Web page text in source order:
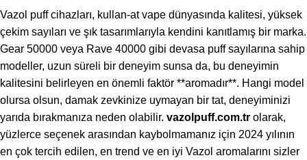
Vazol puff cihazları, kullan-at vape dünyasında kalitesi, yüksek
çekim sayıları ve şık tasarımlarıyla kendini kanıtlamış bir marka.
Gear 50000 veya Rave 40000 gibi devasa puff sayılarına sahip
modeller, uzun süreli bir deneyim sunsa da, bu deneyimin
kalitesini belirleyen en önemli faktör **aromadır**. Hangi model
olursa olsun, damak zevkinize uymayan bir tat, deneyiminizi
yarıda bırakmanıza neden olabilir. vazolpuff.com.tr olarak,
yüzlerce seçenek arasından kaybolmamanız için 2024 yılının
en çok tercih edilen, en trend ve en iyi Vazol aromalarını sizler